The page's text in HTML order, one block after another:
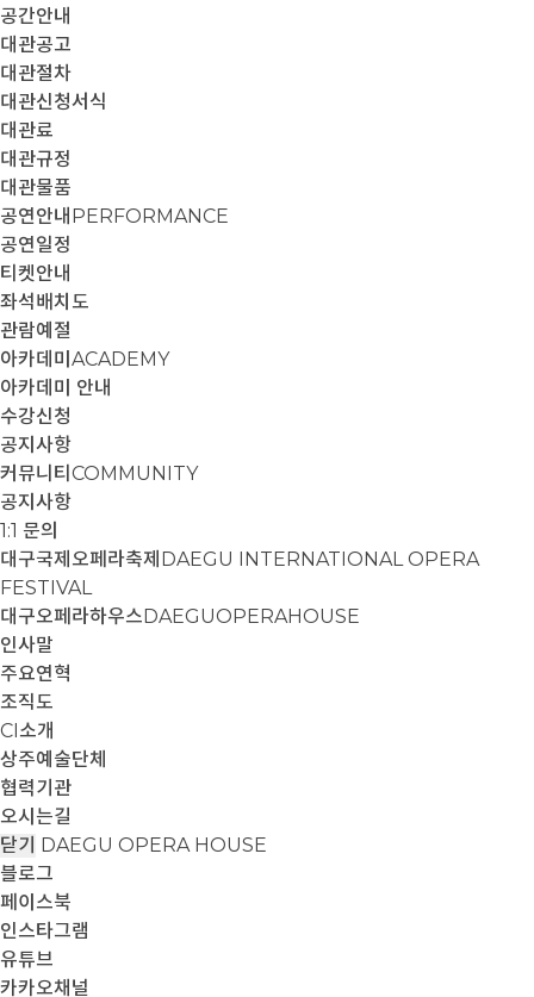
공간안내
대관공고
대관절차
대관신청서식
대관료
대관규정
대관물품
공연안내 PERFORMANCE
공연일정
티켓안내
좌석배치도
관람예절
아카데미 ACADEMY
아카데미 안내
수강신청
공지사항
커뮤니티 COMMUNITY
공지사항
1:1 문의
대구국제오페라축제 DAEGU INTERNATIONAL OPERA
FESTIVAL
대구오페라하우스DAEGUOPERAHOUSE
인사말
주요연혁
조직도
CI소개
상주예술단체
협력기관
오시는길
닫기 DAEGU OPERA HOUSE
블로그
페이스북
인스타그램
유튜브
카카오채널